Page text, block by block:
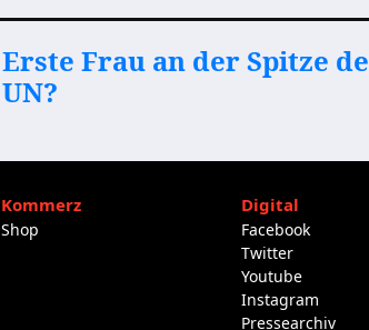
Erste Frau an der Spitze
UN?
Kommerz
Shop
Digital
Facebook
Twitter
Youtube
Instagram
Pressearchiv